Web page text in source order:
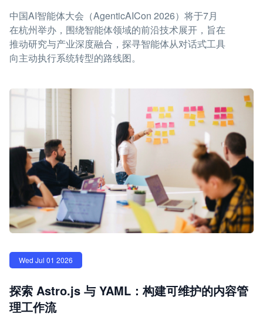
中国AI智能体大会（AgenticAICon 2026）将于7月
在杭州举办，围绕智能体领域的前沿技术展开，旨在
推动研究与产业深度融合，探寻智能体从对话式工具
向主动执行系统转型的路线图。
Wed Jul 01 2026
探索 Astro.js 与 YAML：构建可维护的内容管
理工作流